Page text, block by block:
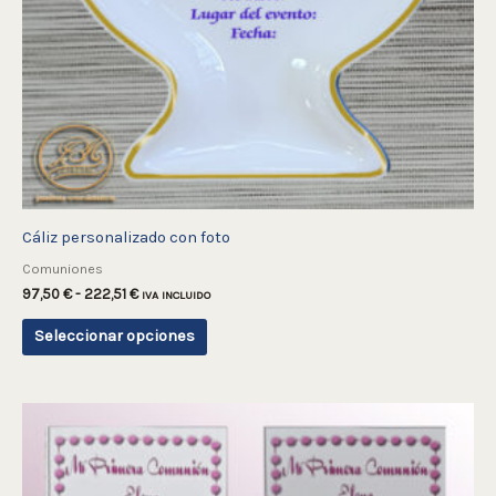
Cáliz personalizado con foto
Comuniones
97,50 € - 222,51 € IVA INCLUIDO
Seleccionar opciones
pueden
elegir
en
producto
de
precios:
desde
82,51 €
producto
tiene